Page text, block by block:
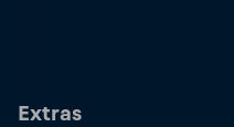
Extras